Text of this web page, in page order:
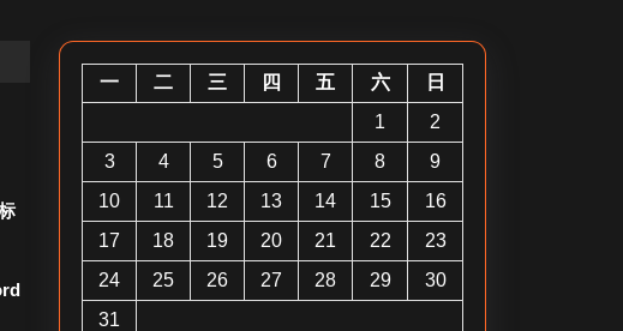
一 二 三 四 五 六
日
1
2
3
4 5 6 7 8
9
10
11 12 13 14 15
16
17
18 19 20 21 22
23
24
25 26 27 28 29
30
31